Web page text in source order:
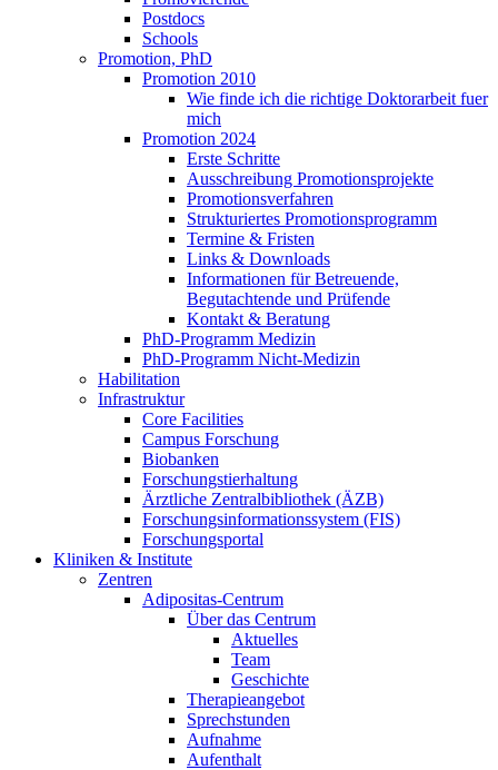
Postdocs
Schools
Promotion, PhD
Promotion 2010
Wie finde ich die richtige Doktorarbeit fuer
mich
Promotion 2024
Erste Schritte
Ausschreibung Promotionsprojekte
Promotionsverfahren
Strukturiertes Promotionsprogramm
Termine & Fristen
Links & Downloads
Informationen für Betreuende,
Begutachtende und Prüfende
Kontakt & Beratung
PhD-Programm Medizin
PhD-Programm Nicht-Medizin
Habilitation
Infrastruktur
Core Facilities
Campus Forschung
Biobanken
Forschungstierhaltung
Ärztliche Zentralbibliothek (ÄZB)
Forschungsinformationssystem (FIS)
Forschungsportal
Kliniken & Institute
Zentren
Adipositas-Centrum
Über das Centrum
Aktuelles
Team
Geschichte
Therapieangebot
Sprechstunden
Aufnahme
Aufenthalt